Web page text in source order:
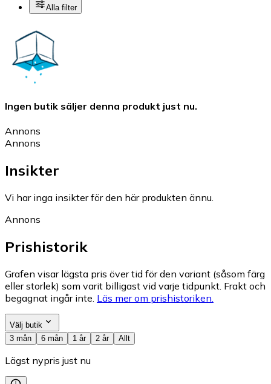
Alla filter
Ingen butik säljer denna produkt just nu.
Annons
Annons
Insikter
Vi har inga insikter för den här produkten ännu.
Annons
Prishistorik
Grafen visar lägsta pris över tid för den variant (såsom färg
eller storlek) som varit billigast vid varje tidpunkt. Frakt och
begagnat ingår inte. Läs mer om prishistoriken.
Välj butik
3 mån
6 mån 1 år 2 år Allt
Lägst nypris just nu